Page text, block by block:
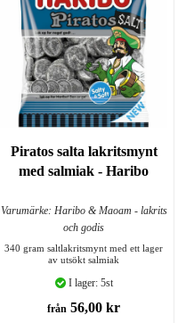
Piratos salta lakritsmynt
med salmiak - Haribo
Varumärke: Haribo & Maoam - lakrits
och godis
340 gram saltlakritsmynt med ett lager
av utsökt salmiak
I lager: 5st
från 56,00 kr